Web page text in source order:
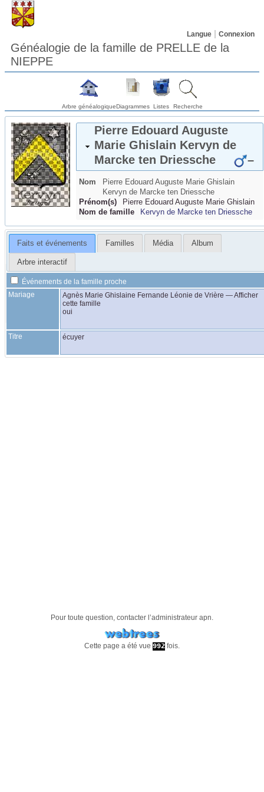
Langue Connexion
Généalogie de la famille de PRELLE de la
NIEPPE
Arbre généalogiqueDiagrammes Listes Recherche
Pierre Edouard Auguste
Marie Ghislain Kervyn de
Marcke ten Driessche
–
Nom
Pierre Edouard Auguste Marie Ghislain
Kervyn de Marcke ten Driessche
Prénom(s)
Pierre Edouard Auguste Marie Ghislain
Nom de famille
Kervyn de Marcke ten Driessche
Faits et événements Familles Média Album
Arbre interactif
Événements de la famille proche
Mariage
Agnès Marie Ghislaine Fernande Léonie de Vrière —Afficher
cette famille
oui
Titre écuyer
Pour toute question, contacter l’administrateur apn.
Cette page a été vue 992 fois.